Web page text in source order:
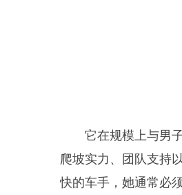
它在规模上与男
爬坡实力、团队支持
快的车手，她通常必